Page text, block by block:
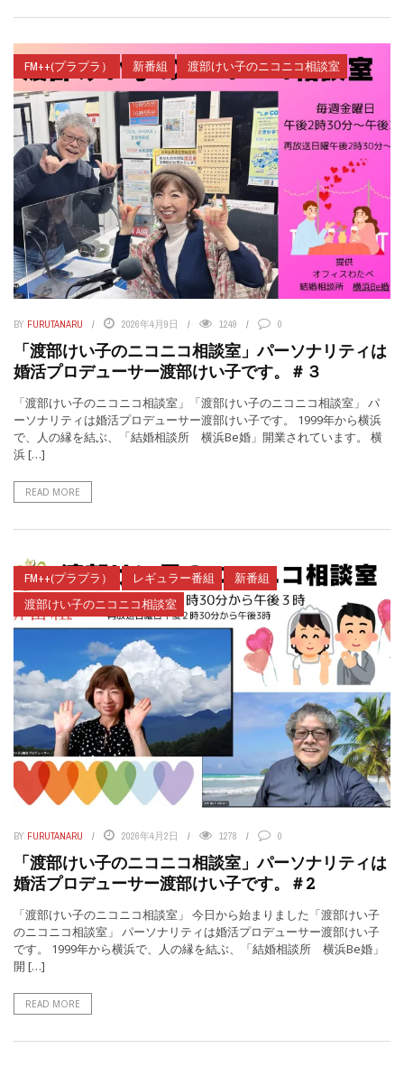
FM++(プラプラ） 新番組 渡部けい子のニコニコ相談室
BY FURUTANARU 2026年4月9日 1249 0
「渡部けい子のニコニコ相談室」パーソナリティは
婚活プロデューサー渡部けい子です。＃３
「渡部けい子のニコニコ相談室」「渡部けい子のニコニコ相談室」 パ
ーソナリティは婚活プロデューサー渡部けい子です。 1999年から横浜
で、人の縁を結ぶ、「結婚相談所 横浜Be婚」開業されています。 横
浜 […]
READ MORE
FM++(プラプラ） レギュラー番組
新番組
渡部けい子のニコニコ相談室
BY FURUTANARU 2026年4月2日 1278 0
「渡部けい子のニコニコ相談室」パーソナリティは
婚活プロデューサー渡部けい子です。＃2
「渡部けい子のニコニコ相談室」 今日から始まりました「渡部けい子
のニコニコ相談室」 パーソナリティは婚活プロデューサー渡部けい子
です。 1999年から横浜で、人の縁を結ぶ、「結婚相談所 横浜Be婚」
開 […]
READ MORE